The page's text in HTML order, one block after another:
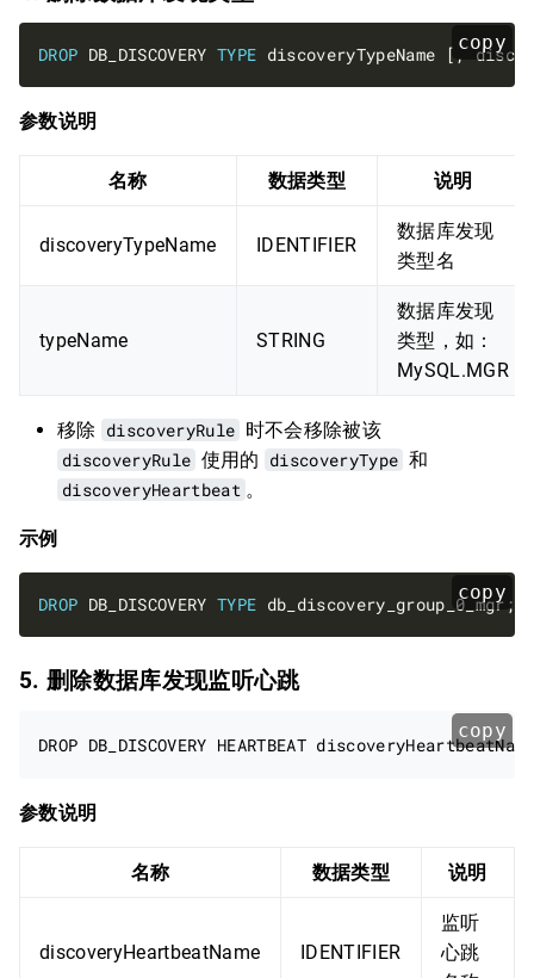
copy
DROP DB_DISCOVERY TYPE
参数说明
名称 数据类型 说明
discoveryTypeName IDENTIFIER
数据库发现
类型名
typeName STRING
数据库发现
类型，如：
MySQL.MGR
移除 discoveryRule 时不会移除被该
discoveryRule 使用的 discoveryType 和
discoveryHeartbeat 。
示例
copy
DROP DB_DISCOVERY TYPE
5. 删除数据库发现监听心跳
copy
参数说明
名称 数据类型 说明
discoveryHeartbeatName IDENTIFIER
监听
心跳